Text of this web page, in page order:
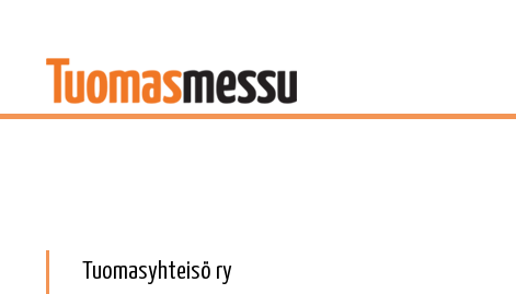
Tuomasyhteisö ry